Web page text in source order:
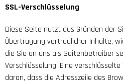
SSL-Verschlüsselung
Diese Seite nutzt aus Gründen der
Übertragung vertraulicher Inhalte,
die Sie an uns als Seitenbetreiber
Verschlüsselung. Eine
daran, dass die Adresszeile des